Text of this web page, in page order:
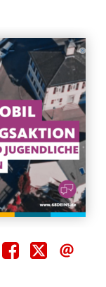
Teile
diese
Teile
diese